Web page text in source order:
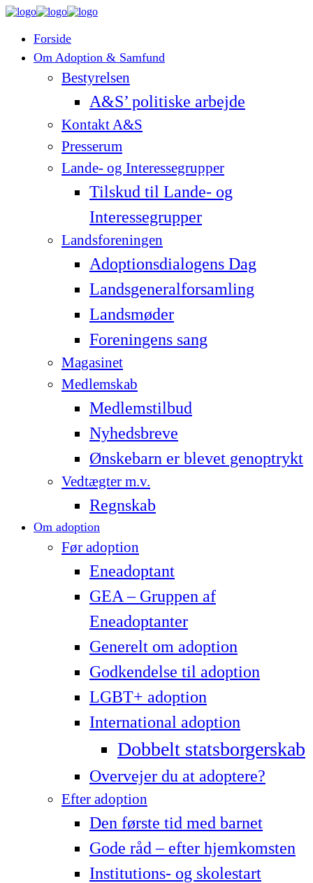
Forside
Om Adoption & Samfund
Bestyrelsen
A&S’ politiske arbejde
Kontakt A&S
Presserum
Lande- og Interessegrupper
Tilskud til Lande- og
Interessegrupper
Landsforeningen
Adoptionsdialogens Dag
Landsgeneralforsamling
Landsmøder
Foreningens sang
Magasinet
Medlemskab
Medlemstilbud
Nyhedsbreve
Ønskebarn er blevet genoptrykt
Vedtægter m.v.
Regnskab
Om adoption
Før adoption
Eneadoptant
GEA – Gruppen af
Eneadoptanter
Generelt om adoption
Godkendelse til adoption
LG­BT+ adoption
International adoption
Dobbelt statsborgerskab
Overvejer du at adoptere?
Efter adoption
Den første tid med barnet
Gode råd – efter hjemkomsten
Institutions- og skolestart